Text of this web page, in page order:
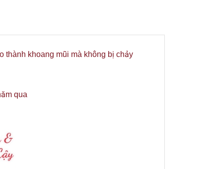
thành khoang mũi mà không bị chảy
qua